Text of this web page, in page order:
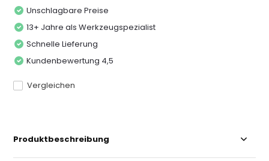
Unschlagbare Preise
13+ Jahre als Werkzeugspezialist
Schnelle Lieferung
Kundenbewertung 4,5
Vergleichen
Produktbeschreibung